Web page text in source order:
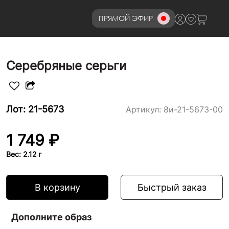
ПРЯМОЙ ЭФИР8 (800)777-72-69
Серебряные серьги
Лот: 21-5673 Артикул: 8и-21-5673-00
1 749 ₽
Вес: 2.12 г
В корзину Быстрый заказ
Дополните образ